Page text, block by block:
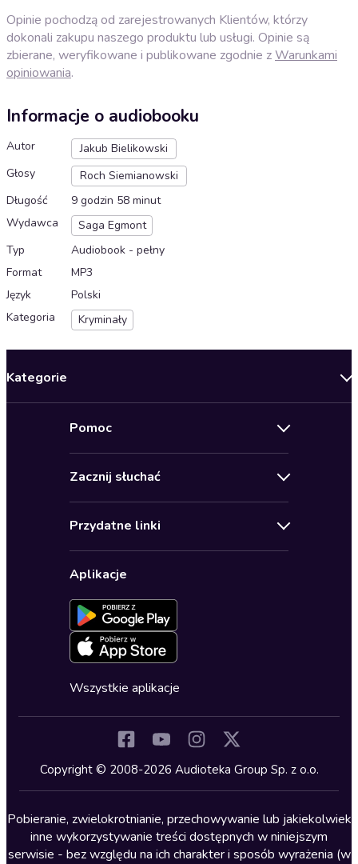
Opinie pochodzą od zarejestrowanych Klientów, którzy
dokonali zakupu naszego produktu lub usługi. Opinie są
zbierane, weryfikowane i publikowane zgodnie zWarunkami
opiniowania.
Informacje o audiobooku
Autor
Jakub Bielikowski
Głosy
Roch Siemianowski
Długość
9 godzin 58 minut
Wydawca
Saga Egmont
Typ
Audiobook - pełny
Format
MP3
Język
Polski
Kategoria
Kryminały
Kategorie
Biznes, marketing, ekonomia
Dla młodzieży
Kryminały
Lektury szkolne
Literatura anglojęzyczna
Literatura faktu
Pomoc
Pomoc
Ustawienia prywatności
Formularz zgłaszania nielegalnych treści
Deklaracja dostępności
Zacznij słuchać
Karnety
Oferta dla firm i bibliotek
Przydatne linki
Dołącz do newslettera
Blog
Zapowiedzi
Cykle audiobooków
Aplikacje
Wszystkie aplikacje
Copyright © 2008-2026 Audioteka Group Sp. z o.o.
Pobieranie, zwielokrotnianie, przechowywanie lub jakiekolwiek
inne wykorzystywanie treści dostępnych w niniejszym
serwisie - bez względu na ich charakter i sposób wyrażenia (w